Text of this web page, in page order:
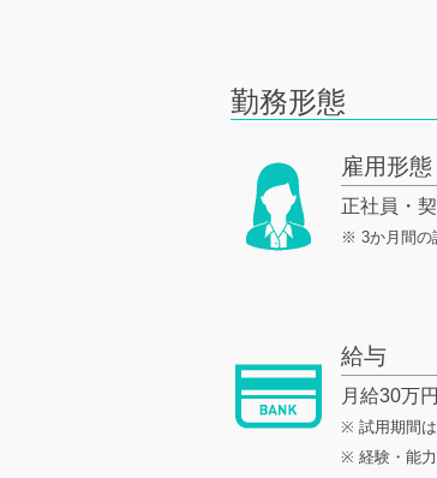
勤務形態
雇用形態
正社員・
※ 3か月間の
給与
月給30万
※ 試用期間は
※ 経験・能力